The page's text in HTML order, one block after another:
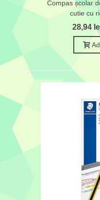
Compas școlar
cutie cu
28,94